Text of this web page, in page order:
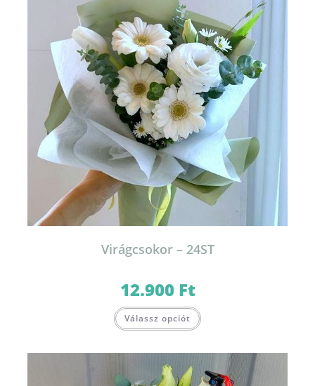
Virágcsokor – 24ST
12.900 Ft
Válassz opciót